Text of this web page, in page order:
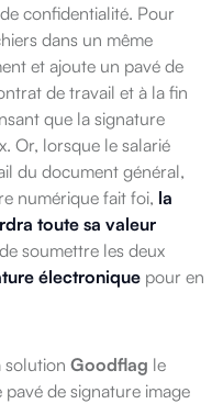
confidentialité. Pour
dans un même
et ajoute un pavé de
de travail et à la fin
que la signature
Or, lorsque le salarié
du document général,
numérique fait foi, la
toute sa valeur
soumettre les deux
électronique pour en
solution Goodflag le
de signature image